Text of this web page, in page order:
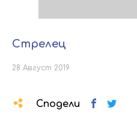
Стрелец
28 Август 2019
Сподели